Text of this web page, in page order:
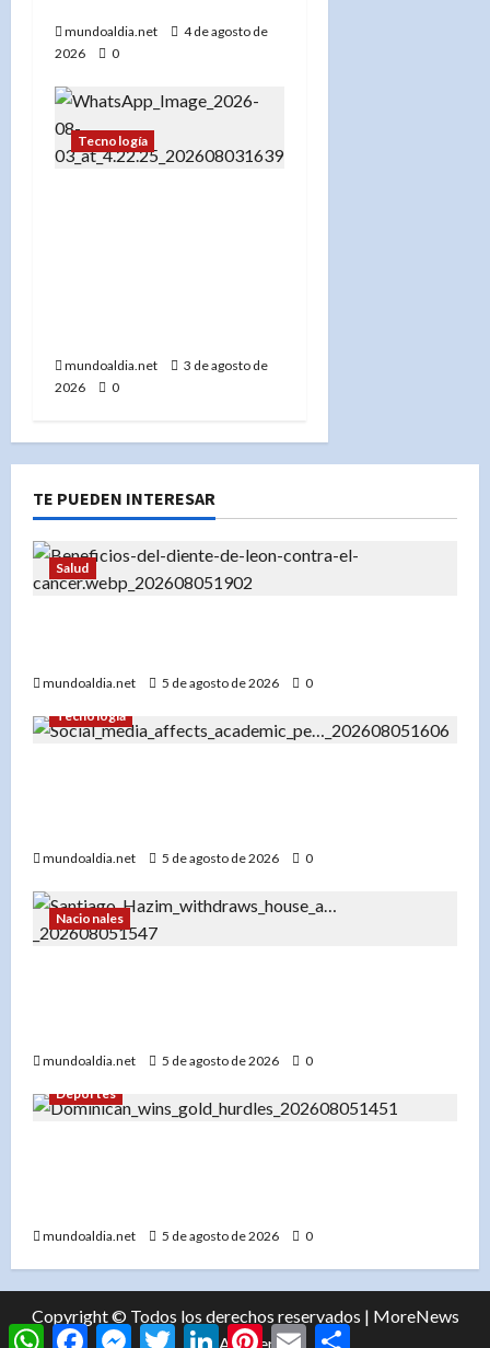
mundoaldia.net
4 de agosto de
2026
0
Tecnología
mundoaldia.net
3 de agosto de
2026
0
TE PUEDEN INTERESAR
Salud
mundoaldia.net 5 de agosto de 2026
0
Tecnología
mundoaldia.net 5 de agosto de 2026 0
Nacionales
mundoaldia.net 5 de agosto de 2026
0
Deportes
mundoaldia.net 5 de agosto de 2026 0
Copyright © Todos los derechos reservados | MoreNews
por AF themes.
WhatsAppFacebookMessenger
TwitterLinkedInPinterestEmail Compartir